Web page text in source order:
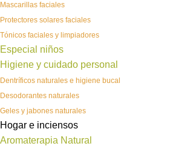
Mascarillas faciales
Protectores solares faciales
Tónicos faciales y limpiadores
Especial niños
Higiene y cuidado personal
Dentríficos naturales e higiene bucal
Desodorantes naturales
Geles y jabones naturales
Hogar e inciensos
Aromaterapia Natural